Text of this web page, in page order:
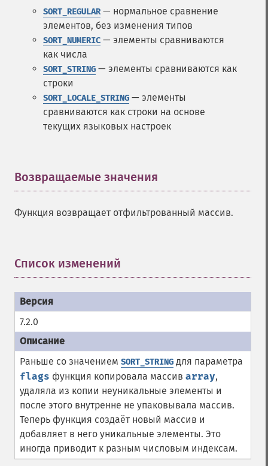
SORT_REGULAR— нормальное сравнение
элементов, без изменения типов
SORT_NUMERIC — элементы сравниваются
как числа
SORT_STRING — элементы сравниваются как
строки
SORT_LOCALE_STRING — элементы
сравниваются как строки на основе
текущих языковых настроек
Возвращаемые значения
Функция возвращает отфильтрованный массив.
Список изменений
7.2.0
Раньше со значением SORT_STRING для параметра
flags функция копировала массив array,
удаляла из копии неуникальные элементы и
после этого внутренне не упаковывала массив.
Теперь функция создаёт новый массив и
добавляет в него уникальные элементы. Это
иногда приводит к разным числовым индексам.